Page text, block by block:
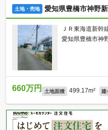
土地・売地 愛知県豊橋市神野
ＪＲ東海道新幹
愛知県豊橋市神
660万円 土地面積 499.17m² 建